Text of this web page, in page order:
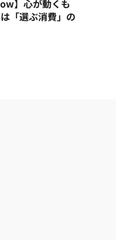
】心が動くも
「選ぶ消費」の